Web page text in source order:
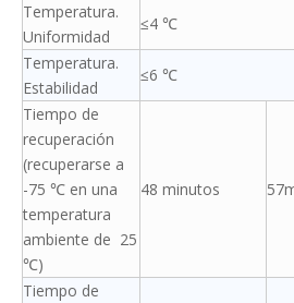
Temperatura.
Uniformidad
≤4 ℃
Temperatura.
Estabilidad
≤6 ℃
Tiempo de
recuperación
(recuperarse a
-75 ℃ en una
temperatura
ambiente de 25
℃)
48 minutos
Tiempo de